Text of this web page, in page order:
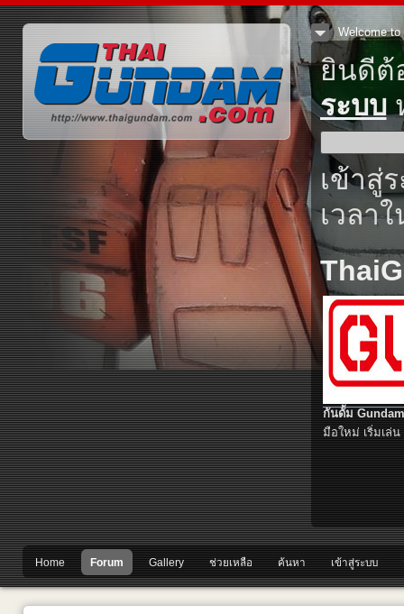
Welcome to
ยินดี
ระบบ
เข้าสู่
เวลา
กันดั้ม
มือใหม่ เริ่มเล่น
Home Forum Gallery ช่วยเหลือ ค้นหา เข้าสู่ระบบ